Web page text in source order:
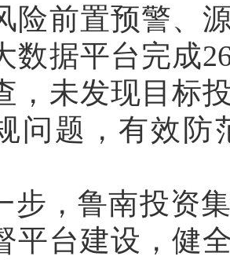
险前置预警、
数据平台完成
，未发现目标
问题，有效防
步，鲁南投资
平台建设，健